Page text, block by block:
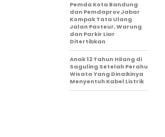
Pemda Kota Bandung
dan Pemdaprov Jabar
Kompak Tata Ulang
Jalan Pasteur, Warung
dan Parkir Liar
Ditertibkan
Anak 12 Tahun Hilang di
Saguling Setelah Perahu
Wisata Yang Dinaikinya
Menyentuh Kabel Listrik